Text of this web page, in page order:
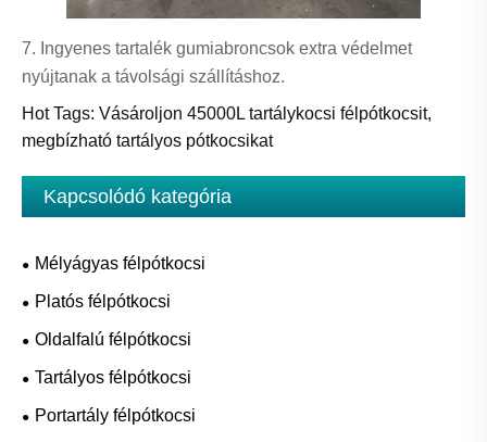
7. Ingyenes tartalék gumiabroncsok extra védelmet
nyújtanak a távolsági szállításhoz.
Hot Tags: Vásároljon 45000L tartálykocsi félpótkocsit,
megbízható tartályos pótkocsikat
Kapcsolódó kategória
Mélyágyas félpótkocsi
Platós félpótkocsi
Oldalfalú félpótkocsi
Tartályos félpótkocsi
Portartály félpótkocsi